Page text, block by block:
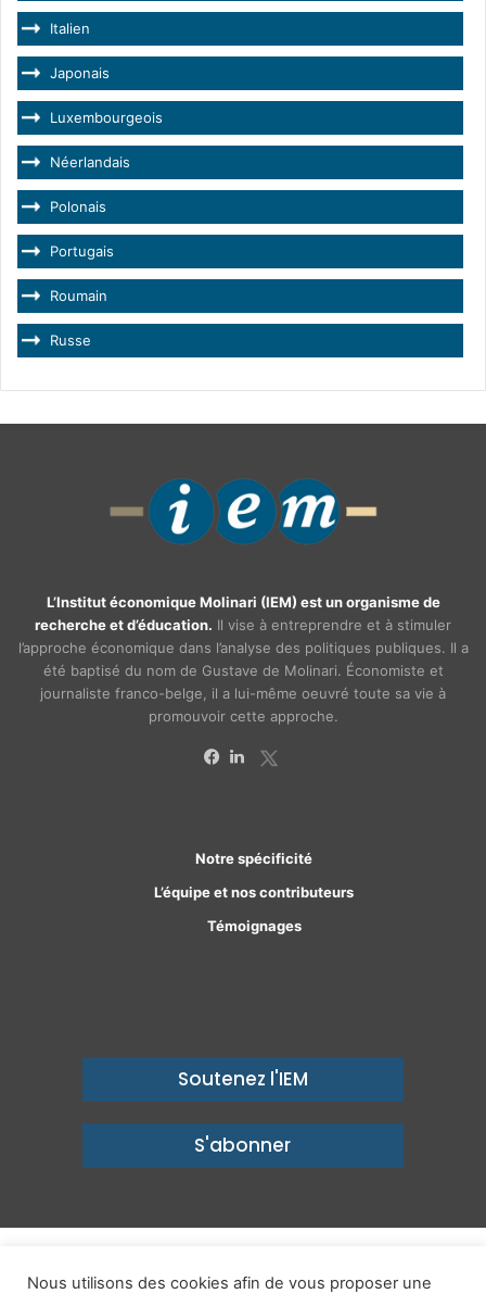
Italien
Japonais
Luxembourgeois
Néerlandais
Polonais
Portugais
Roumain
Russe
L’Institut économique Molinari (IEM) est un organisme de
recherche et d’éducation. Il vise à entreprendre et à stimuler
l’approche économique dans l’analyse des politiques publiques. Il a
été baptisé du nom de Gustave de Molinari. Économiste et
journaliste franco-belge, il a lui-même oeuvré toute sa vie à
promouvoir cette approche.
Notre spécificité
L’équipe et nos contributeurs
Témoignages
Soutenez l'IEM
S'abonner
Nous utilisons des cookies afin de vous proposer une